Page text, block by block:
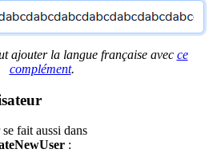
ajouter la langue française avec ce
complément.
fait aussi dans
: